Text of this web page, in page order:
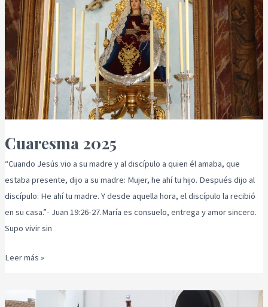
Cuaresma 2025
“Cuando Jesús vio a su madre y al discípulo a quien él amaba, que
estaba presente, dijo a su madre: Mujer, he ahí tu hijo. Después dijo al
discípulo: He ahí tu madre. Y desde aquella hora, el discípulo la recibió
en su casa.”- Juan 19:26-27.María es consuelo, entrega y amor sincero.
Supo vivir sin
Leer más »
Romería